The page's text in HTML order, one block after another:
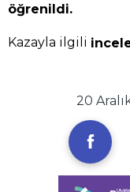
öğrenildi.
Kazayla ilgili
20